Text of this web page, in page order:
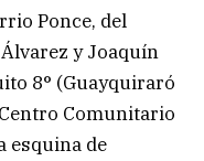
Ponce, del
y Joaquín
8° (Guayquiraró
Comunitario
esquina de